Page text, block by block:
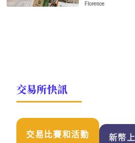
Florence
交易所快訊
交易比賽和活動 新幣